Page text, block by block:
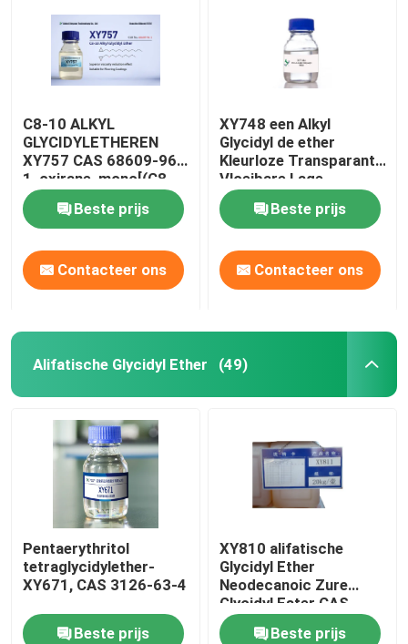
Huis
Ongeveer ons
Fabrieksreis
Kwaliteitscontrole
Contacteer ons
Verzoek om een Citaat
C8-10 ALKYL
GLYCIDYLETHEREN
XY757 CAS 68609-96-
1, oxirane, mono[(C8-
10-
alkyloxy)methyl]derivaten,
moleculaire formule
C36H72O6, EG-nr. 271-
845-2
Beste prijs
Contacteer ons
XY748 een Alkyl
Glycidyl de ether
Kleurloze Transparante
Vloeibare Lage
Vluchtigheid van
C12~14Beste prijs
Contacteer ons
Alifatische Glycidyl Ether (49)
Pentaerythritol
tetraglycidylether-
XY671, CAS 3126-63-4
Beste prijs
XY810 alifatische
Glycidyl Ether
Neodecanoic Zure
Glycidyl Ester CAS
2676 45 5
Beste prijs